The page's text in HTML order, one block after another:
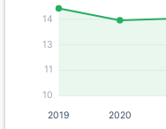
10
11
13
14
2019 2020